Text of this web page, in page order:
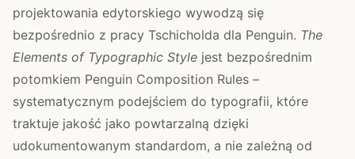
projektowania edytorskiego wywodzą się
bezpośrednio z pracy Tschicholda dla Penguin. The
Elements of Typographic Style jest bezpośrednim
potomkiem Penguin Composition Rules –
systematycznym podejściem do typografii, które
traktuje jakość jako powtarzalną dzięki
udokumentowanym standardom, a nie zależną od